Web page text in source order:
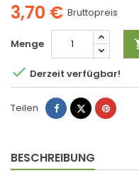
3,70 € Bruttopreis
Menge
 Derzeit verfügbar!
Teilen TeilenTweet
BESCHREIBUNG